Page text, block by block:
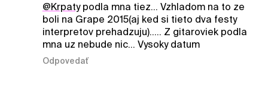
@Krpatypodla mna tiez... Vzhladom na to ze
boli na Grape 2015(aj ked si tieto dva festy
interpretov prehadzuju)..... Z gitaroviek podla
mna uz nebude nic... Vysoky datum
Odpovedať